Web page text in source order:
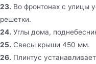
23. Во фронтонах с улицы
решетки.
24. Углы дома,
25. Свесы крыши 450 мм.
26. Плинтус